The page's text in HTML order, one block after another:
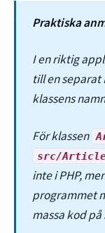
Praktiska
I en riktig
till en separat
klassens
För klassen
src/
inte i PHP,
programmet
massa kod